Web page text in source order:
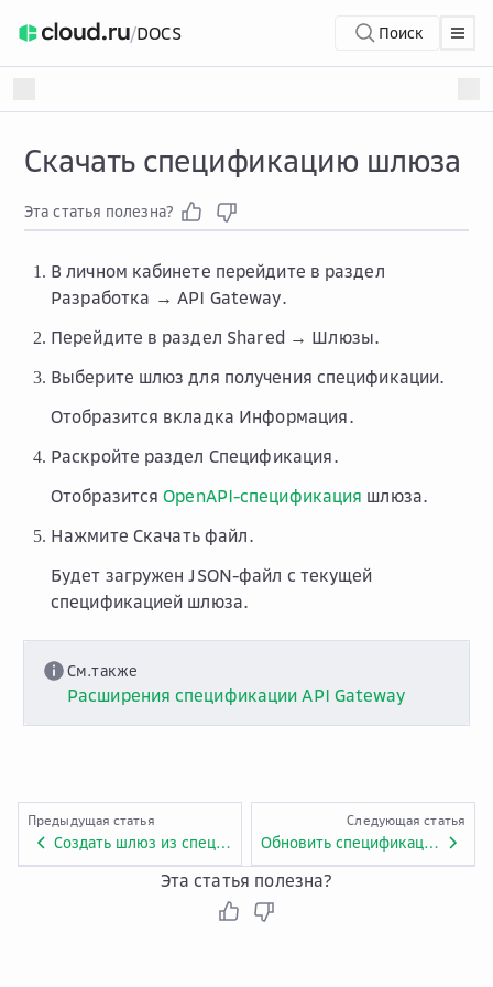
/DOCS Поиск
Скачать спецификацию шлюза
Эта статья полезна?
В личном кабинете перейдите в раздел
Разработка → API Gateway.
Перейдите в раздел Shared → Шлюзы.
Выберите шлюз для получения спецификации.
Отобразится вкладка Информация.
Раскройте раздел Спецификация.
ОтобразитсяOpenAPI-спецификация шлюза.
Нажмите Скачать файл.
Будет загружен JSON-файл с текущей
спецификацией шлюза.
См.также
Расширения спецификации API Gateway
Предыдущая статья
Создать шлюз из спецификации OpenAPI
Следующая статья
Обновить спецификацию шлюза
Эта статья полезна?